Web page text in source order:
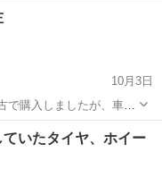
いします。
ツ
10月3日
で購入しましたが、車を
灯するとの事でお店にて
。 なので、恐らく大丈
品 テール
いたタイヤ、ホイー